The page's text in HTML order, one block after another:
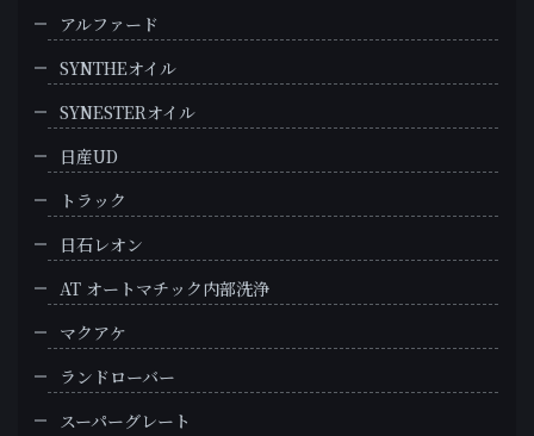
アルファード
SYNTHEオイル
SYNESTERオイル
日産UD
トラック
日石レオン
AT オートマチック内部洗浄
マクアケ
ランドローバー
スーパーグレート